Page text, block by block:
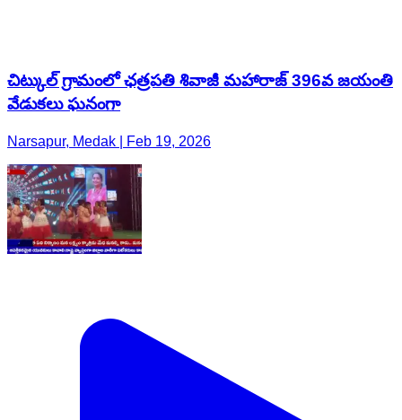
చిట్కుల్ గ్రామంలో ఛత్రపతి శివాజీ మహారాజ్ 396వ జయంతి
వేడుకలు ఘనంగా
Narsapur, Medak | Feb 19, 2026